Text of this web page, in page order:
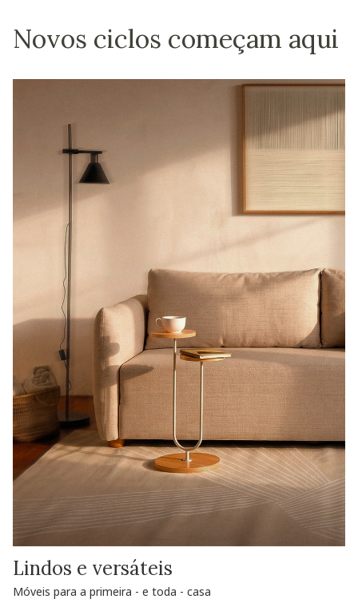
Novos ciclos começam aqui
Lindos e versáteis
Móveis para a primeira - e toda - casa